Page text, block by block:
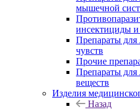
мышечной
инсектициды
Препараты для
чувств
Прочие
Препараты для
веществ
Изделия
Назад